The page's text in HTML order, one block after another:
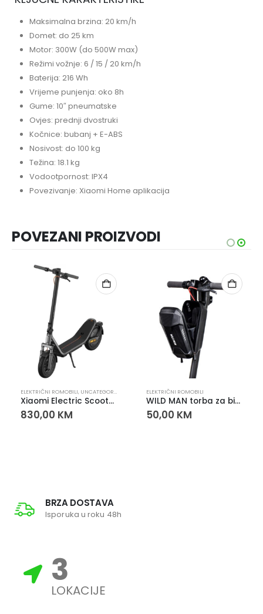
Maksimalna brzina: 20 km/h
Domet: do 25 km
Motor: 300W (do 500W max)
Režimi vožnje: 6 / 15 / 20 km/h
Baterija: 216 Wh
Vrijeme punjenja: oko 8h
Gume: 10″ pneumatske
Ovjes: prednji dvostruki
Kočnice: bubanj + E-ABS
Nosivost: do 100 kg
Težina: 18.1 kg
Vodootpornost: IPX4
Povezivanje: Xiaomi Home aplikacija
POVEZANI PROIZVODI
ELEKTRIČNI ROMOBILI, UNCATEGORIZED
Xiaomi Electric Scooter 6 Električni Romobil
830,00 KM
ELEKTRIČNI ROMOBILI
WILD MAN torba za bicikl i romobil – vodootporna prednja torbica za sigurnu vožnju
50,00 KM
BRZA DOSTAVA
Isporuka u roku 48h
3
LOKACIJE